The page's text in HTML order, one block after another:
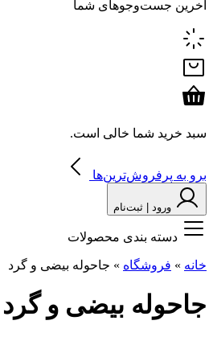
آخرین جست‌وجوهای شما
سبد خرید شما خالی است.
برو به پرفروش‌ترین‌ها
ورود | ثبت‌نام
دسته بندی محصولات
خانه » فروشگاه » جاحوله بیضی و گرد
جاحوله بیضی و گرد